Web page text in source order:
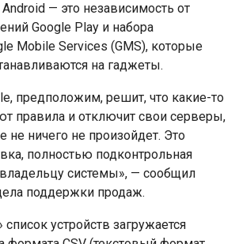
— это независимость от
Google Play и набора
Mobile Services (GMS), которые
на гаджеты.
предположим, решит, что какие-то
правила и отключит свои серверы,
не ничего не произойдет. Это
полностью подконтрольная
системы», — сообщил
поддержки продаж.
устройств загружается